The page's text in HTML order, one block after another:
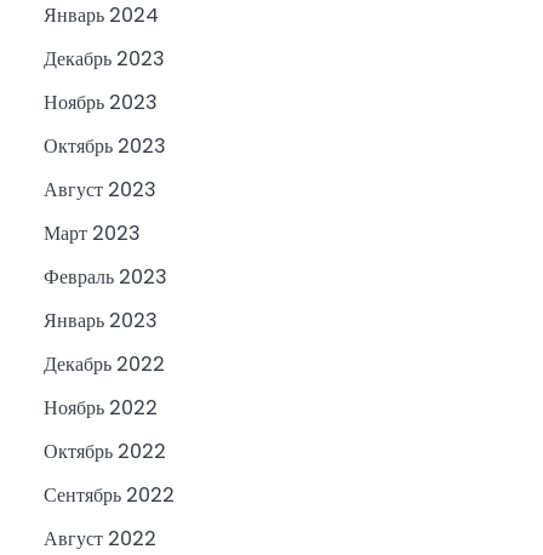
Январь 2024
Декабрь 2023
Ноябрь 2023
Октябрь 2023
Август 2023
Март 2023
Февраль 2023
Январь 2023
Декабрь 2022
Ноябрь 2022
Октябрь 2022
Сентябрь 2022
Август 2022